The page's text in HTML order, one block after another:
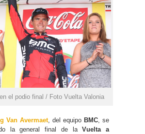
el podio final / Foto Vuelta Valonia
Van Avermaet, del equipo BMC , se
la general final de laVuelta a